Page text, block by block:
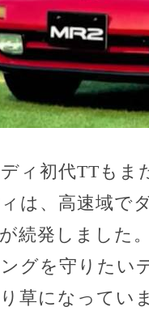
ィ初代TTもま
は、高速域で
続発しました
グを守りたい
草になってい